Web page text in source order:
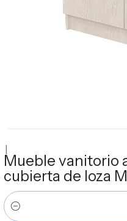
|
Mueble vanitorio
cubierta de loza
Cantidad